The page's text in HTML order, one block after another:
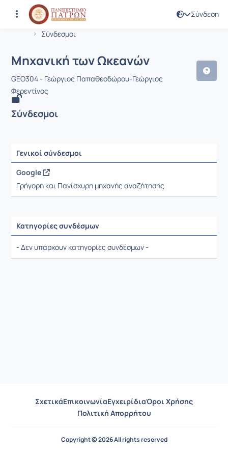
Σύνδεση
Αρχική Σελίδα
Σύνδεσμοι
Μάθημα : Μηχανική των Ωκεανών
Κωδικός : GEO304
Μηχανική των Ωκεανών
GEO304 - Γεώργιος Παπαθεοδώρου-Γεώργιος
Φερεντίνος
Σύνδεσμοι
Γενικοί σύνδεσμοι
Ρυθμίσεις επιλογής / Αποτελέσματα
Google
Γρήγορη και Πανίσχυρη μηχανής αναζήτησης
Κατηγορίες συνδέσμων
Ρυθμίσεις επιλογής / Αποτελέσματα
- Δεν υπάρχουν κατηγορίες συνδέσμων -
ΣχετικάΕπικοινωνίαΕγχειρίδιαΌροι Χρήσης
Πολιτική Απορρήτου
Copyright © 2026 All rights reserved